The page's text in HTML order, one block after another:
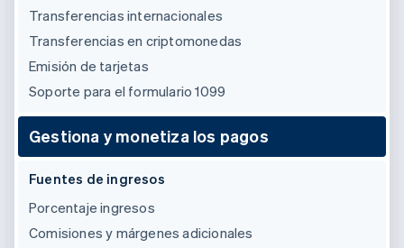
Transferencias internacionales
Transferencias en criptomonedas
Emisión de tarjetas
Soporte para el formulario 1099
Gestiona y monetiza los pagos
Fuentes de ingresos
Porcentaje ingresos
Comisiones y márgenes adicionales